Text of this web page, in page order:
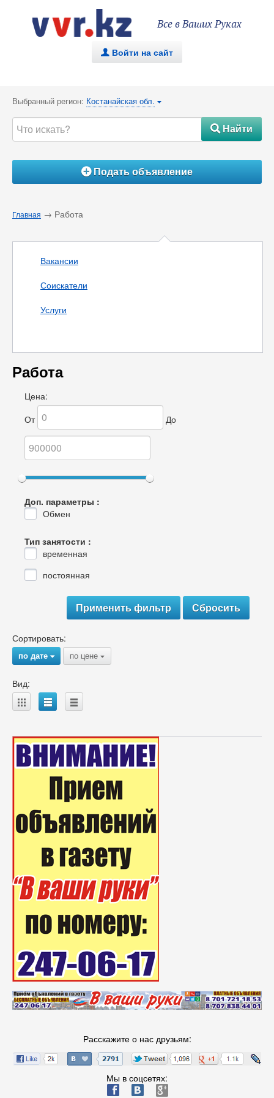
Все в Ваших Руках
. Войти на сайт
Выбранный регион: Костанайская обл. {
#Найти
ÁПодать объявление
Главная → Работа
Вакансии
Соискатели
Услуги
Работа
Цена:
От
До
Доп. параметры :
Обмен
Тип занятости :
временная
постоянная
Сортировать:
по дате{ по цене {
Вид:
A B C
Расскажите о нас друзьям:
Мы в соцсетях:
ä æ è